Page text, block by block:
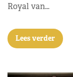
Royal van…
Lees verder